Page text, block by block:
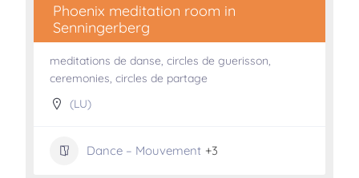
Phoenix meditation room in
Senningerberg
meditations de danse, circles de guerisson,
ceremonies, circles de partage
(LU)
Dance – Mouvement +3